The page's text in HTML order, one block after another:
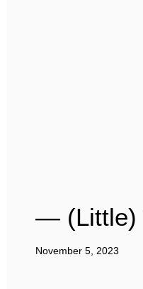
— (Little)
November 5, 2023